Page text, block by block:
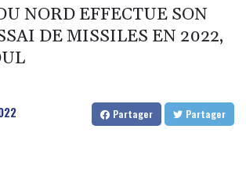
CLP 1056.199727
CNY 7.801146
CUC 1.156136
CUP 30.637594
NORD EFFECTUE SON
DE MISSILES EN 2022,
Partager Partager